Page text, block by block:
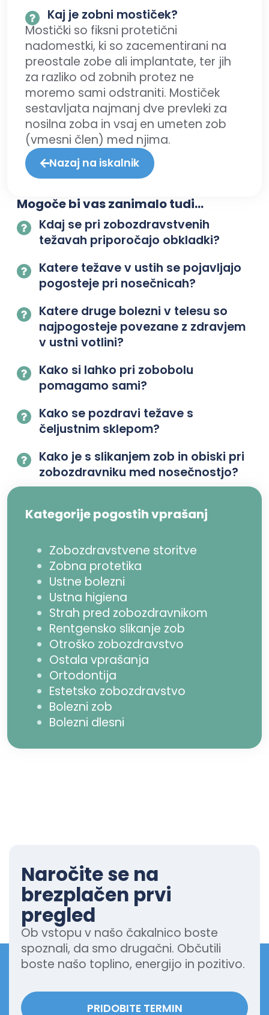
Kaj je zobni mostiček?
Mostički so fiksni protetični
nadomestki, ki so zacementirani na
preostale zobe ali implantate, ter jih
za razliko od zobnih protez ne
moremo sami odstraniti. Mostiček
sestavljata najmanj dve prevleki za
nosilna zoba in vsaj en umeten zob
(vmesni člen) med njima.
Nazaj na iskalnik
Mogoče bi vas zanimalo tudi...
Kdaj se pri zobozdravstvenih
težavah priporočajo obkladki?
Katere težave v ustih se pojavljajo
pogosteje pri nosečnicah?
Katere druge bolezni v telesu so
najpogosteje povezane z zdravjem
v ustni votlini?
Kako si lahko pri zobobolu
pomagamo sami?
Kako se pozdravi težave s
čeljustnim sklepom?
Kako je s slikanjem zob in obiski pri
zobozdravniku med nosečnostjo?
Kategorije pogostih vprašanj
Zobozdravstvene storitve
Zobna protetika
Ustne bolezni
Ustna higiena
Strah pred zobozdravnikom
Rentgensko slikanje zob
Otroško zobozdravstvo
Ostala vprašanja
Ortodontija
Estetsko zobozdravstvo
Bolezni zob
Bolezni dlesni
Naročite se na
brezplačen prvi
pregled
Ob vstopu v našo čakalnico boste
spoznali, da smo drugačni. Občutili
boste našo toplino, energijo in pozitivo.
PRIDOBITE TERMIN